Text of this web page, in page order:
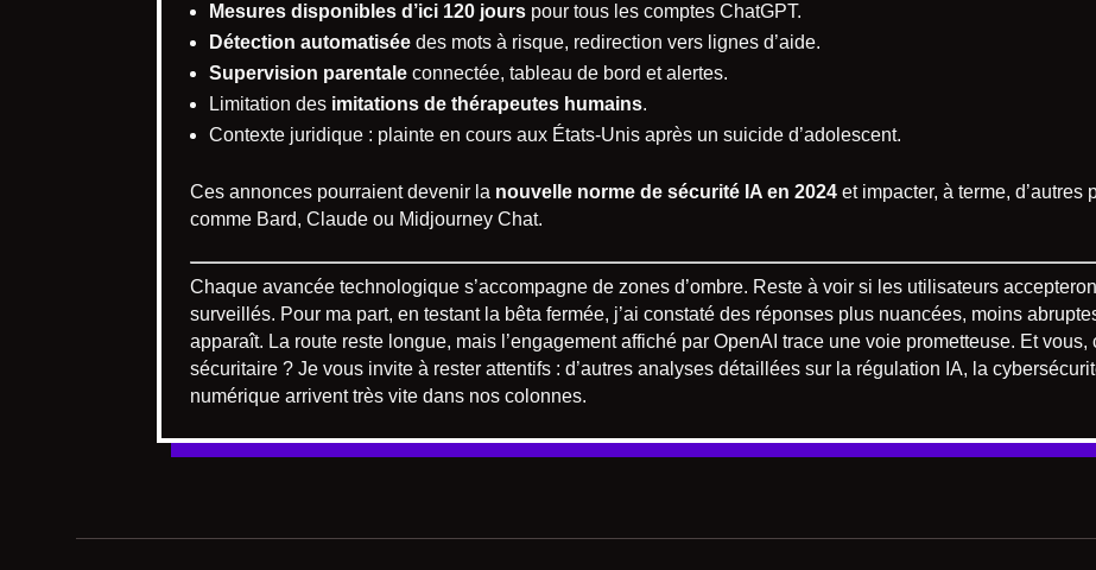
Mesures disponibles d’ici 120 jours pour tous les comptes ChatGPT.
Détection automatisée des mots à risque, redirection vers lignes d’aide.
Supervision parentale connectée, tableau de bord et alertes.
Limitation des imitations de thérapeutes humains.
Contexte juridique : plainte en cours aux États-Unis après un suicide d’adolescent.
Ces annonces pourraient devenir la nouvelle norme de sécurité IA en 2024 et impacter, à terme,
comme Bard, Claude ou Midjourney Chat.
Chaque avancée technologique s’accompagne de zones d’ombre. Reste à voir si les utilisateurs
surveillés. Pour ma part, en testant la bêta fermée, j’ai constaté des réponses plus nuancées, moins
apparaît. La route reste longue, mais l’engagement affiché par OpenAI trace une voie prometteuse. Et
sécuritaire ? Je vous invite à rester attentifs : d’autres analyses détaillées sur la régulation IA, la
numérique arrivent très vite dans nos colonnes.